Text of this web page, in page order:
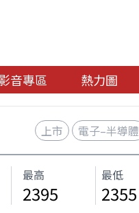
音專區 熱力圖
上市 電子–半導體
最高
2395
最低
2355